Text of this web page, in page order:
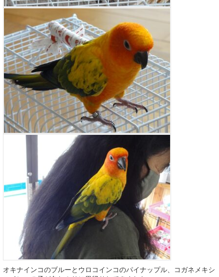
オキナインコのブルーとウロコインコのパイナップル、コガネメキシ